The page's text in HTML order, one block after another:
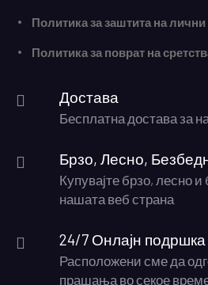
Политика за заштита на
Политика за поврат на
Достава
Бесплатна достава за
Брзо, Лесно,
Купувајте брзо, лесно
нашата веб страна
24/7 Онлајн подршка
Расположени сме да
прашања во секое